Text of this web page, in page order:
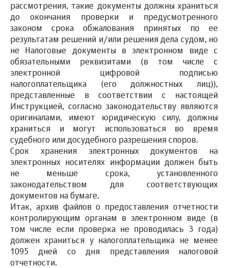
рассмотрения, такие документы должны храниться
до окончания проверки и предусмотренного
законом срока обжалования принятых по ее
результатам решений и/или решения дела судом, но
не Налоговые документы в электронном виде с
обязательными реквизитами (в том числе с
электронной цифровой подписью
налогоплательщика (его должностных лиц)),
представленные в соответствии с настоящей
Инструкцией, согласно законодательству являются
оригиналами, имеют юридическую силу, должны
храниться и могут использоваться во время
судебного или досудебного разрешения споров.
Срок хранения электронных документов на
электронных носителях информации должен быть
не меньше срока, установленного
законодательством для соответствующих
документов на бумаге.
Итак, архив файлов о предоставления отчетности
контролирующим органам в электронном виде (в
том числе если проверка не проводилась 3 года)
должен храниться у налогоплательщика не менее
1095 дней со дня представления налоговой
отчетности.